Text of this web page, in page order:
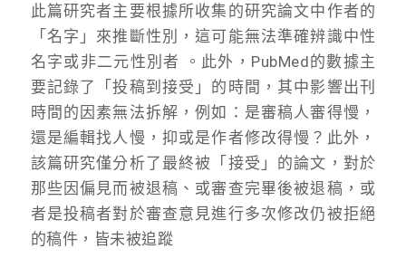
此篇研究者主要根據所收集的研究論文中作者的
「名字」來推斷性別，這可能無法準確辨識中性
名字或非二元性別者 。此外，PubMed的數據主
要記錄了「投稿到接受」的時間，其中影響出刊
時間的因素無法拆解，例如：是審稿人審得慢，
還是編輯找人慢，抑或是作者修改得慢？此外，
該篇研究僅分析了最終被「接受」的論文，對於
那些因偏見而被退稿、或審查完畢後被退稿，或
者是投稿者對於審查意見進行多次修改仍被拒絕
的稿件，皆未被追蹤